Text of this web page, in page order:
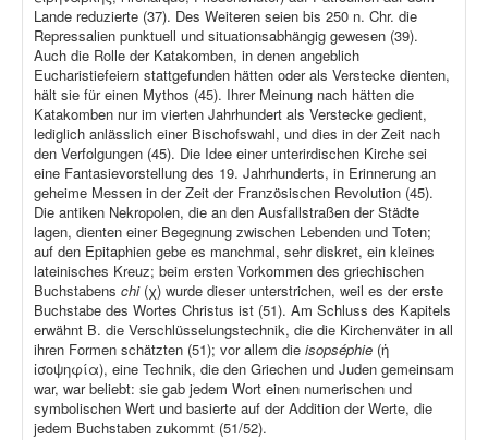
Lande reduzierte (37). Des Weiteren seien bis 250 n. Chr. die
Repressalien punktuell und situationsabhängig gewesen (39).
Auch die Rolle der Katakomben, in denen angeblich
Eucharistiefeiern stattgefunden hätten oder als Verstecke dienten,
hält sie für einen Mythos (45). Ihrer Meinung nach hätten die
Katakomben nur im vierten Jahrhundert als Verstecke gedient,
lediglich anlässlich einer Bischofswahl, und dies in der Zeit nach
den Verfolgungen (45). Die Idee einer unterirdischen Kirche sei
eine Fantasievorstellung des 19. Jahrhunderts, in Erinnerung an
geheime Messen in der Zeit der Französischen Revolution (45).
Die antiken Nekropolen, die an den Ausfallstraßen der Städte
lagen, dienten einer Begegnung zwischen Lebenden und Toten;
auf den Epitaphien gebe es manchmal, sehr diskret, ein kleines
lateinisches Kreuz; beim ersten Vorkommen des griechischen
Buchstabens chi (χ) wurde dieser unterstrichen, weil es der erste
Buchstabe des Wortes Christus ist (51). Am Schluss des Kapitels
erwähnt B. die Verschlüsselungstechnik, die die Kirchenväter in all
ihren Formen schätzten (51); vor allem die isopséphie (ἡ
ἰσοψηφία), eine Technik, die den Griechen und Juden gemeinsam
war, war beliebt: sie gab jedem Wort einen numerischen und
symbolischen Wert und basierte auf der Addition der Werte, die
jedem Buchstaben zukommt (51/52).